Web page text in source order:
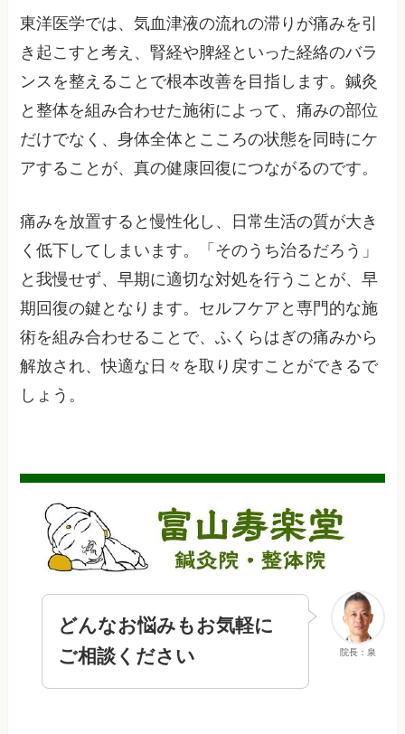
東洋医学では、気血津液の流れの滞りが痛みを引
き起こすと考え、腎経や脾経といった経絡のバラ
ンスを整えることで根本改善を目指します。鍼灸
と整体を組み合わせた施術によって、痛みの部位
だけでなく、身体全体とこころの状態を同時にケ
アすることが、真の健康回復につながるのです。
痛みを放置すると慢性化し、日常生活の質が大き
く低下してしまいます。「そのうち治るだろう」
と我慢せず、早期に適切な対処を行うことが、早
期回復の鍵となります。セルフケアと専門的な施
術を組み合わせることで、ふくらはぎの痛みから
解放され、快適な日々を取り戻すことができるで
しょう。
院長：泉
どんなお悩みもお気軽に
ご相談ください